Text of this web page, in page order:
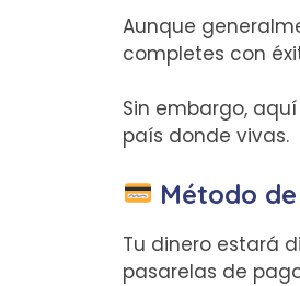
Aunque
completes con
Sin embargo,
país donde vivas.
Método
Tu dinero estará
pasarelas de